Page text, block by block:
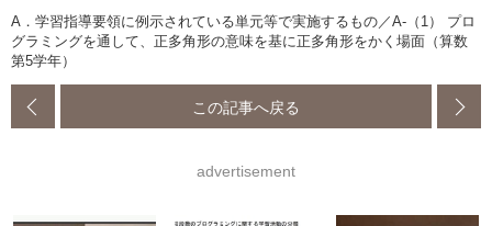
A．学習指導要領に例示されている単元等で実施するもの／A-（1） プロ
グラミングを通して、正多角形の意味を基に正多角形をかく場面（算数
第5学年）
この記事へ戻る
advertisement